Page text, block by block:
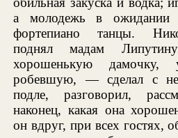
а молодежь в ожидании
фортепиано танцы.
поднял мадам
хорошенькую
робевшую, — сделал с
подле, разговорил,
наконец, какая она
он вдруг, при всех гостях,